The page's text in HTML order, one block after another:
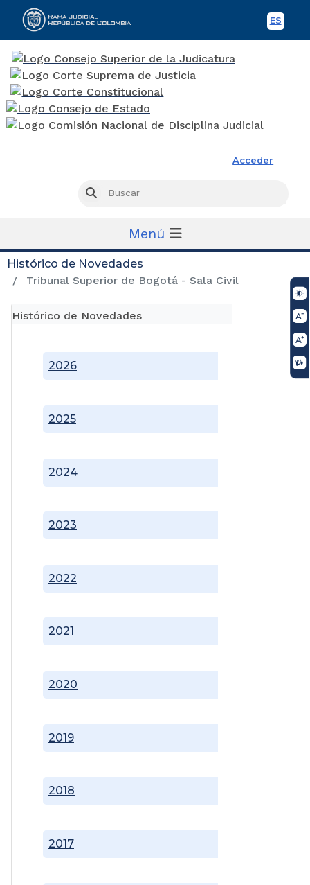
ES
Acceder
Buscar
Menú
Histórico de Novedades
Tribunal Superior de Bogotá - Sala Civil
Histórico de Novedades
2017
2018
2019
2020
2021
2022
2023
2024
2025
2026